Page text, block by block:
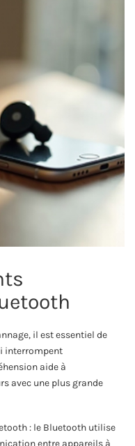
il est essentiel de
interrompent
aide à
avec une plus grande
: le Bluetooth utilise
entre appareils à